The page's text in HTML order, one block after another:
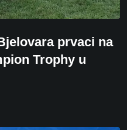
prvaci na
Trophy u